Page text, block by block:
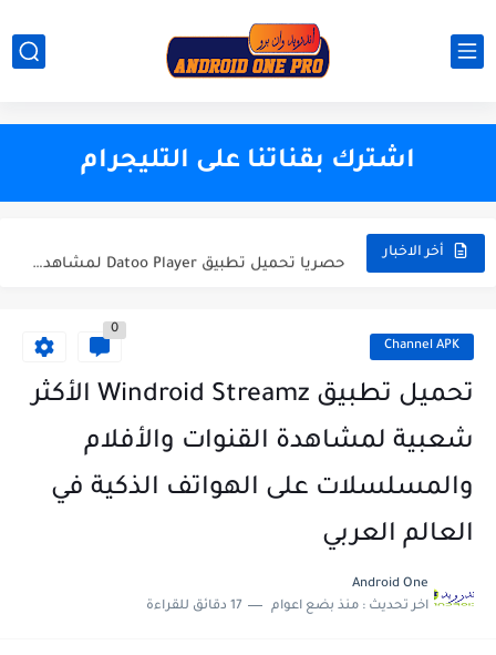
اشترك بقناتنا على التليجرام
أخر الاخبار
The best application with code activation
تطبي KRAIKO الجديد والأروع 2024 - لمشاهدة القنوات العربية والعالمية...
حصريا تحميل تطبيق Power IPTV لمشاهدة القنوات العربية و العالمية...
Channel APK
0
تحميل تطبيق Windroid Streamz الأكثر
شعبية لمشاهدة القنوات والأفلام
والمسلسلات على الهواتف الذكية في
العالم العربي
Android One
اخر تحديث : منذ بضع اعوام 17 دقائق للقراءة